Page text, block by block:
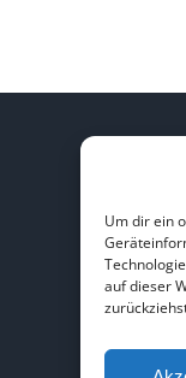
Um dir ein
auf dieser